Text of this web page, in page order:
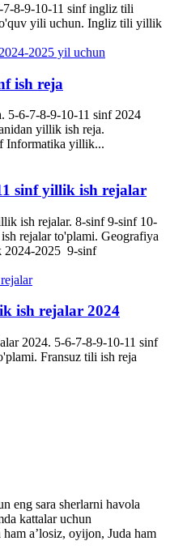
8-9-10-11 sinf ingliz tili
yili uchun. Ingliz tili yillik
ish reja
5-6-7-8-9-10-11 sinf 2024
yillik ish reja.
Informatika yillik...
sinf yillik ish rejalar
ish rejalar. 8-sinf 9-sinf 10-
rejalar to'plami. Geografiya
2024-2025 9-sinf
ish rejalar 2024
2024. 5-6-7-8-9-10-11 sinf
Fransuz tili ish reja
eng sara sherlarni havola
kattalar uchun
a’losiz, oyijon, Juda ham